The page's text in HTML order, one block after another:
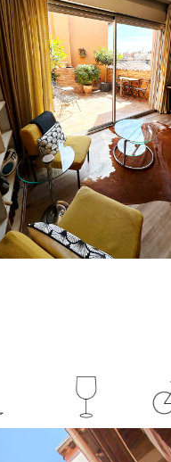
La Terrasse
des Capitouls